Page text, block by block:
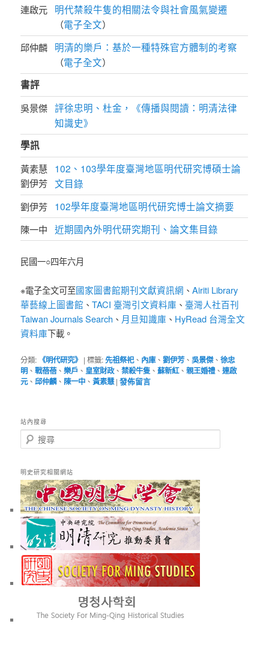
連啟元
明代禁殺牛隻的相關法令與社會風氣變遷
（電子全文）
邱仲麟
明清的樂戶：基於一種特殊官方體制的考察
（電子全文）
書評
吳景傑 評徐忠明、杜金，《傳播與閱讀：明清法律
知識史》
學訊
黃素慧
劉伊芳
102、103學年度臺灣地區明代研究博碩士論
文目錄
劉伊芳 102學年度臺灣地區明代研究博士論文摘要
陳一中 近期國內外明代研究期刊、論文集目錄
民國一○四年六月
※電子全文可至國家圖書館期刊文獻資訊網 、Airiti Library
華藝線上圖書館 、TACI 臺灣引文資料庫 、 臺灣人社百刊
Taiwan Journals Search 、 月旦知識庫 、 HyRead 台灣全文
資料庫下載。
分類: 《明代研究》 |標籤:先祖祭祀、 內庫、劉伊芳、吳景傑、徐忠
明 、戰蓓蓓、樂戶 、 皇室財政、禁殺牛隻 、蘇新紅、親王婚禮、連啟
元、邱仲麟、 陳一中 、黃素慧 |發佈留言
站內搜尋
搜
尋
明史研究相關網站